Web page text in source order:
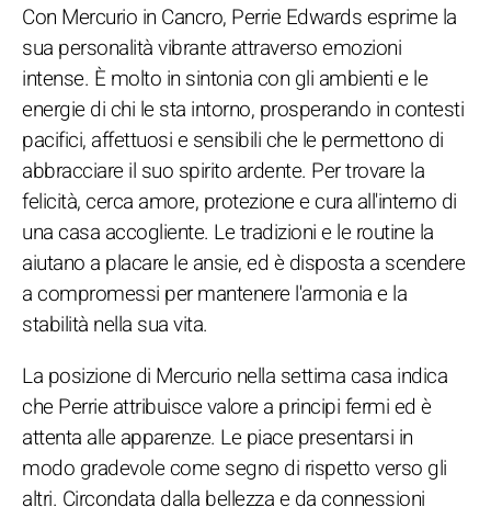
Con Mercurio in Cancro, Perrie Edwards esprime la
sua personalità vibrante attraverso emozioni
intense. È molto in sintonia con gli ambienti e le
energie di chi le sta intorno, prosperando in contesti
pacifici, affettuosi e sensibili che le permettono di
abbracciare il suo spirito ardente. Per trovare la
felicità, cerca amore, protezione e cura all'interno di
una casa accogliente. Le tradizioni e le routine la
aiutano a placare le ansie, ed è disposta a scendere
a compromessi per mantenere l'armonia e la
stabilità nella sua vita.
La posizione di Mercurio nella settima casa indica
che Perrie attribuisce valore a principi fermi ed è
attenta alle apparenze. Le piace presentarsi in
modo gradevole come segno di rispetto verso gli
altri. Circondata dalla bellezza e da connessioni